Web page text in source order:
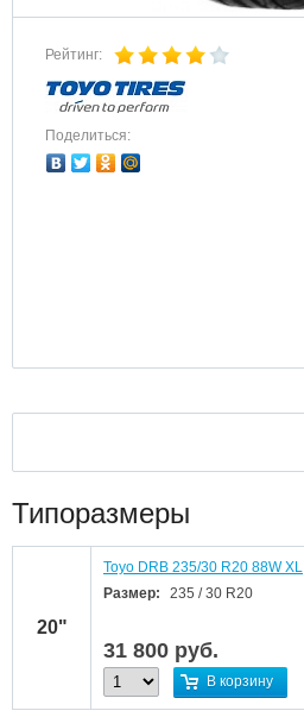
Рейтинг:
Поделиться:
Типоразмеры
20"
Toyo DRB 235/30 R20 88W XL
Размер:
235 / 30 R20
31 800 руб.
В корзину